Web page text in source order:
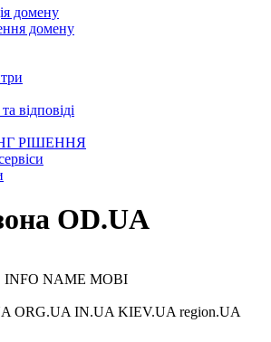
домену
домену
відповіді
РІШЕННЯ
OD.UA
INFO NAME MOBI
ORG.UA IN.UA KIEV.UA region.UA